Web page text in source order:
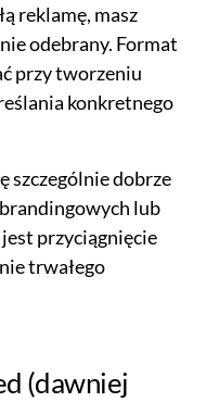
reklamę, masz
odebrany. Format
przy tworzeniu
konkretnego
szczególnie dobrze
lub
przyciągnięcie
trwałego
(dawniej